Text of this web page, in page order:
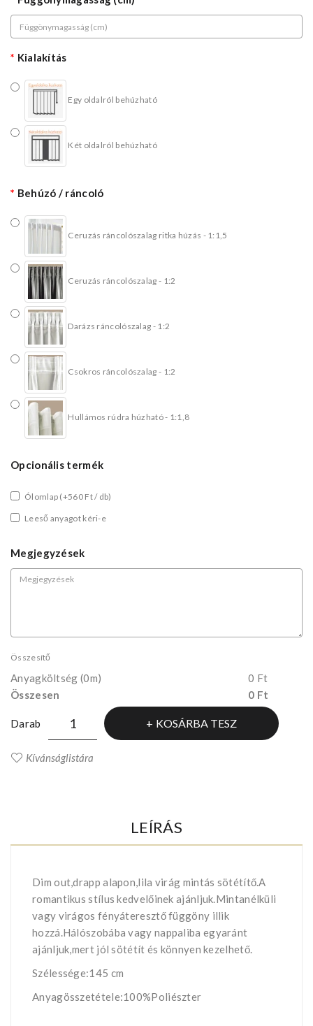
Kialakítás
Egy oldalról behúzható
Két oldalról behúzható
Behúzó / ráncoló
Ceruzás ráncolószalag ritka húzás - 1:1,5
Ceruzás ráncolószalag - 1:2
Darázs ráncolószalag - 1:2
Csokros ráncolószalag - 1:2
Hullámos rúdra húzható - 1:1,8
Opcionális termék
Ólomlap (+560 Ft / db)
Leeső anyagot kéri-e
Megjegyzések
Összesítő
Anyagköltség (0m)
0 Ft
Összesen
0 Ft
Darab KOSÁRBA TESZ
Kívánságlistára
LEÍRÁS
Dim out,drapp alapon,lila virág mintás sötétítő.A
romantikus stílus kedvelőinek ajánljuk.Mintanélküli
vagy virágos fényáteresztő függöny illik
hozzá.Hálószobába vagy nappaliba egyaránt
ajánljuk,mert jól sötétít és könnyen kezelhető.
Szélessége:145 cm
Anyagösszetétele:100%Poliészter